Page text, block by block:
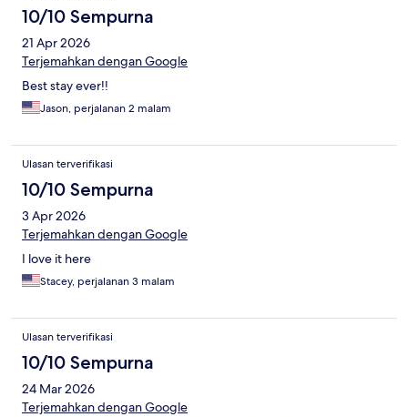
10/10 Sempurna
21 Apr 2026
Terjemahkan dengan Google
Best stay ever!!
Jason, perjalanan 2 malam
Ulasan terverifikasi
10/10 Sempurna
3 Apr 2026
Terjemahkan dengan Google
I love it here
Stacey, perjalanan 3 malam
Ulasan terverifikasi
10/10 Sempurna
24 Mar 2026
Terjemahkan dengan Google